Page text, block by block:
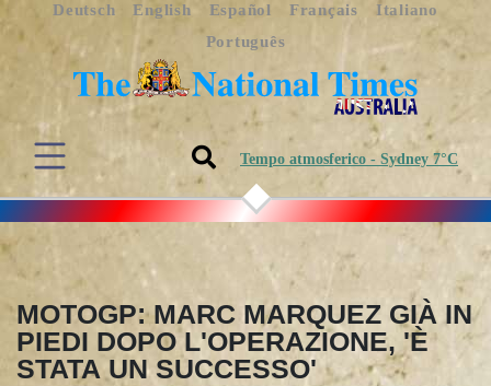
Deutsch English Español Français
Italiano
Português
Tempo atmosferico - Sydney 7°C
MOTOGP: MARC MARQUEZ GIÀ IN
PIEDI DOPO L'OPERAZIONE, 'È
STATA UN SUCCESSO'